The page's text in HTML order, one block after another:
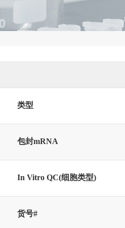
类型
包封mRNA
In Vitro QC(细胞类型)
货号#